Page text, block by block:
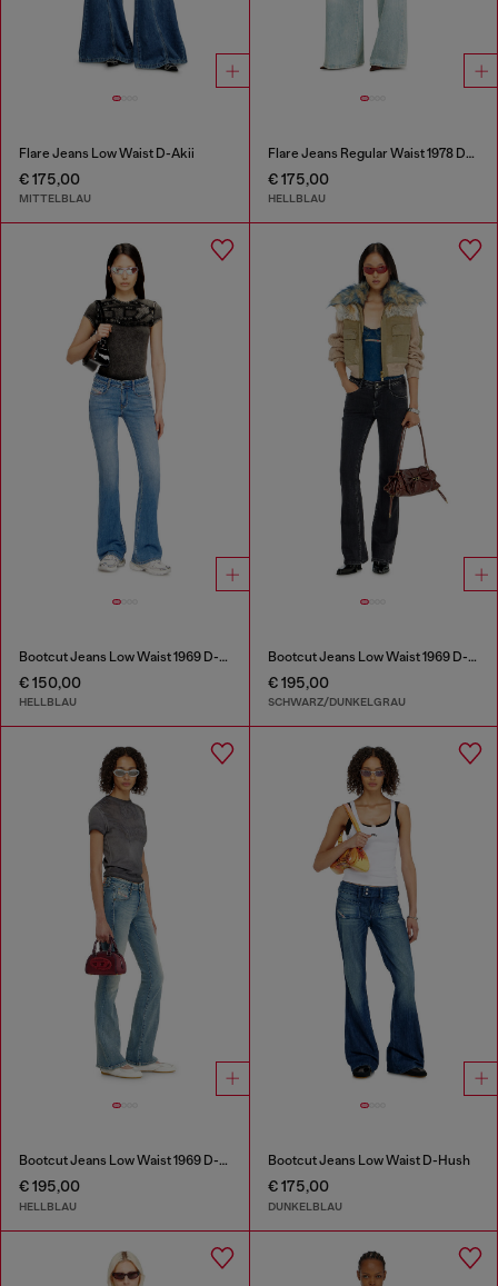
Flare Jeans Low Waist D-Akii
€ 175,00
MITTELBLAU
Flare Jeans Regular Waist 1978 D-Akemi
€ 175,00
HELLBLAU
Bootcut Jeans Low Waist 1969 D-Ebbey
€ 150,00
HELLBLAU
Bootcut Jeans Low Waist 1969 D-Ebbey
€ 195,00
SCHWARZ/DUNKELGRAU
Bootcut Jeans Low Waist 1969 D-Ebbey
€ 195,00
HELLBLAU
Bootcut Jeans Low Waist D-Hush
€ 175,00
DUNKELBLAU